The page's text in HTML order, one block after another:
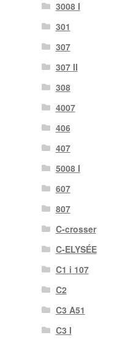
3008 I
301
307
307 II
308
4007
406
407
5008 I
607
807
C-crosser
C-ELYSÉE
C1 i 107
C2
C3 A51
C3 I